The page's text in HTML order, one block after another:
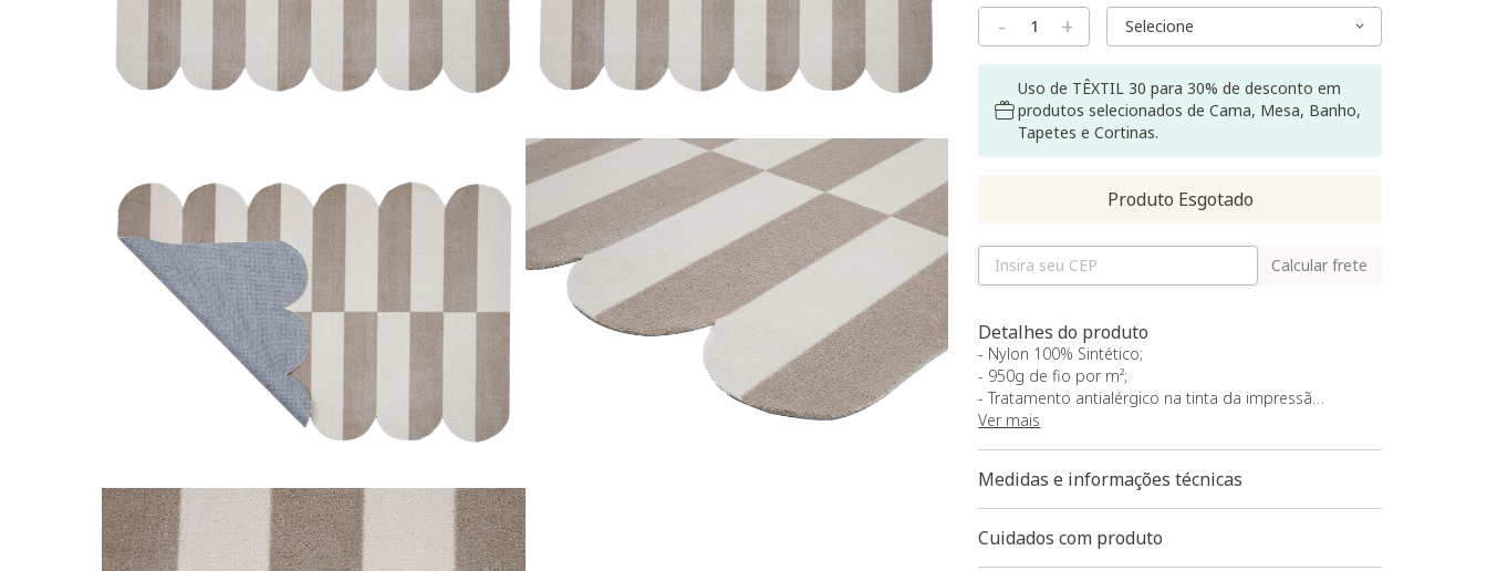
- + Variant Size
Variant Size
Uso de TÊXTIL 30 para 30% de desconto em
produtos selecionados de Cama, Mesa, Banho,
Tapetes e Cortinas.
Produto Esgotado
Calcular frete
Detalhes do produto
- Nylon 100% Sintético;
- 950g de fio por m²;
- Tratamento antialérgico na tinta da impressão.
Ver mais
Medidas e informações técnicas
Cuidados com produto